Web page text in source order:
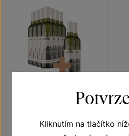
Terroir - toulky vinicemi
Kliknutím na tlačítko